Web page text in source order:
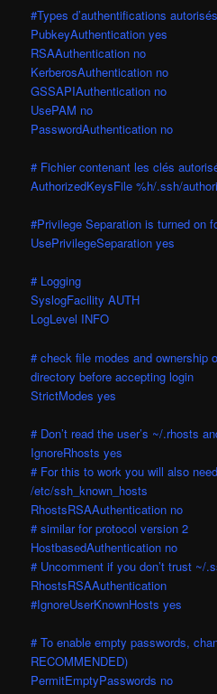
#Types d’authentifications autorisés
PubkeyAuthentication yes
RSAAuthentication no
KerberosAuthentication no
GSSAPIAuthentication no
UsePAM no
PasswordAuthentication no
# Fichier contenant les clés
AuthorizedKeysFile %h/.ssh/
#Privilege Separation is turned on
UsePrivilegeSeparation yes
# Logging
SyslogFacility AUTH
LogLevel INFO
# check file modes and ownership
directory before accepting login
StrictModes yes
# Don’t read the user’s ~/.rhosts
IgnoreRhosts yes
# For this to work you will also
/etc/ssh_known_hosts
RhostsRSAAuthentication no
# similar for protocol version 2
HostbasedAuthentication no
# Uncomment if you don’t trust ~/
RhostsRSAAuthentication
#IgnoreUserKnownHosts yes
# To enable empty passwords,
RECOMMENDED)
PermitEmptyPasswords no